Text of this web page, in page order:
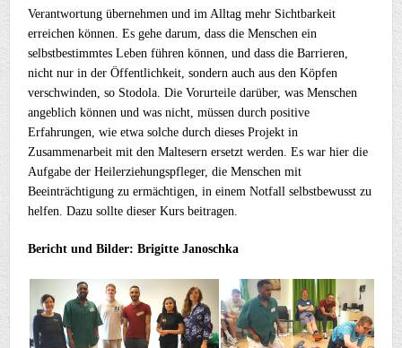
Verantwortung übernehmen und im Alltag mehr Sichtbarkeit
erreichen können. Es gehe darum, dass die Menschen ein
selbstbestimmtes Leben führen können, und dass die Barrieren,
nicht nur in der Öffentlichkeit, sondern auch aus den Köpfen
verschwinden, so Stodola. Die Vorurteile darüber, was Menschen
angeblich können und was nicht, müssen durch positive
Erfahrungen, wie etwa solche durch dieses Projekt in
Zusammenarbeit mit den Maltesern ersetzt werden. Es war hier die
Aufgabe der Heilerziehungspfleger, die Menschen mit
Beeinträchtigung zu ermächtigen, in einem Notfall selbstbewusst zu
helfen. Dazu sollte dieser Kurs beitragen.
Bericht und Bilder: Brigitte Janoschka